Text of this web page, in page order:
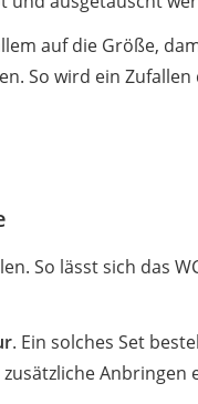
auf die Größe,
So wird ein
So lässt sich das
. Ein solches Set